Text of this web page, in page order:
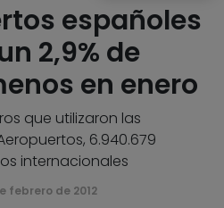
españoles
2,9% de
en enero
que utilizaron las
6.940.679
internacionales
febrero de 2012